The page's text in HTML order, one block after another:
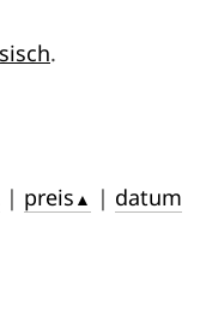
.
| preis ▲ | datum